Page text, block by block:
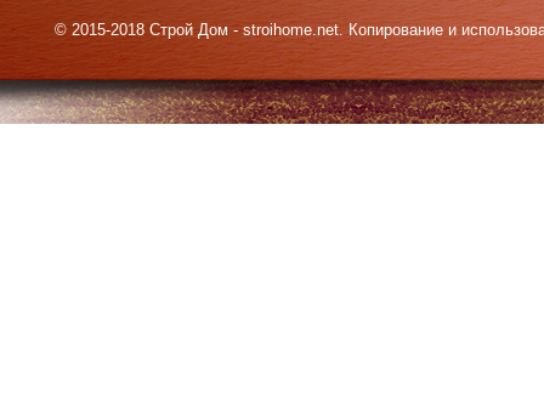
© 2015-2018 Строй Дом - stroihome.net. Копирование и